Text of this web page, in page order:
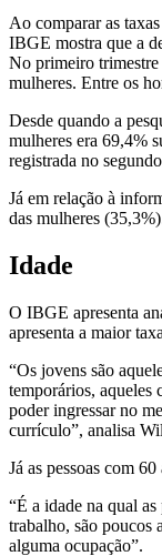
Ao comparar as
IBGE mostra que a
No primeiro trimestre
mulheres. Entre os
Desde quando a
mulheres era 69,4%
registrada no
Já em relação à
das mulheres
Idade
O IBGE apresenta
apresenta a maior
“Os jovens são
temporários, aqueles
poder ingressar no
currículo”, analisa
Já as pessoas com
“É a idade na qual
trabalho, são poucos
alguma ocupação”.